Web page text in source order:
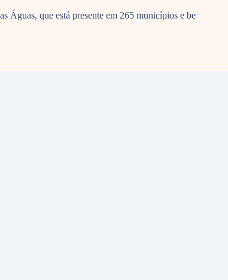
Águas, que está presente em 265 municípios e be